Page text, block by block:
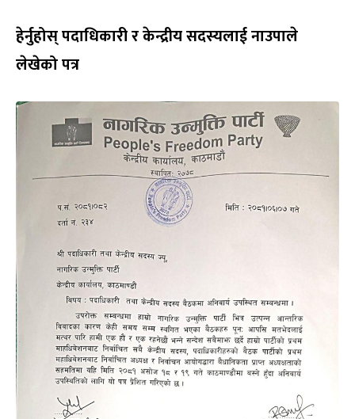
हेर्नुहोस् पदाधिकारी र केन्द्रीय सदस्यलाई नाउपाले
लेखेको पत्र